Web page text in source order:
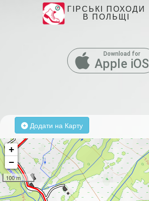
ГІРСЬКІ ПОХОДИ
В ПОЛЬЩІ
Download for
Apple iOS
Додати на Карту
+
−
100 m